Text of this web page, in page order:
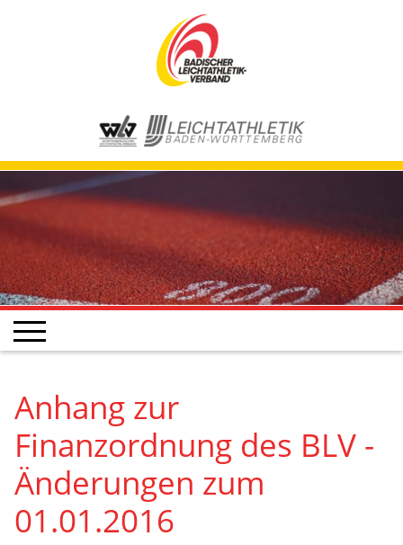
Anhang zur
Finanzordnung des BLV -
Änderungen zum
01.01.2016